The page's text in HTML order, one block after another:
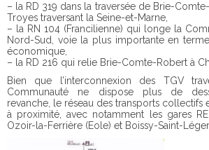
– la RD 319 dans la traversée de Brie-
Troyes traversant la Seine-et-Marne,
– la RN 104 (Francilienne) qui longe la
Nord-Sud, voie la plus importante en
économique,
– la RD 216 qui relie Brie-Comte-Robert à
Bien que l’interconnexion des TGV
Communauté ne dispose plus de
revanche, le réseau des transports collectifs
à proximité, avec notamment les gares
Ozoir-la-Ferrière (Eole) et Boissy-Saint-Léger.